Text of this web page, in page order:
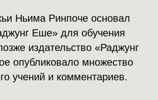
Ньима Ринпоче основал
Еше» для обучения
издательство «Раджунг
опубликовало множество
учений и комментариев.